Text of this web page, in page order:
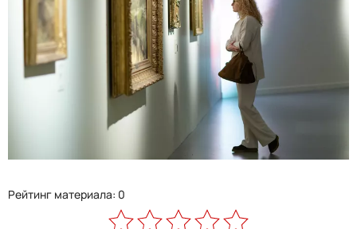
Рейтинг материала: 0